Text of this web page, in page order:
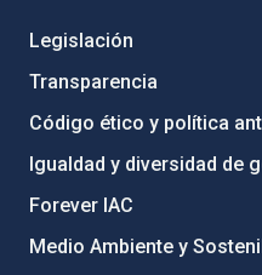
Legislación
Transparencia
Código ético y política
Igualdad y diversidad de
Forever IAC
Medio Ambiente y